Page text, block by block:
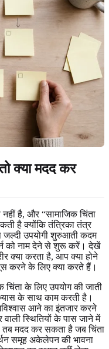
क्या मदद कर
है, और “सामाजिक चिंता
है क्योंकि तंत्रिका तंत्र
जल्दी उपयोगी शुरुआती कदम
को नाम देने से शुरू करें। देखें
क्या करता है, आप क्या होने
करने के लिए क्या करते हैं।
चिंता के लिए उपयोग की जाती
के साथ काम करती है।
आने का इंतजार करने
स्थितियों के पास जाने में
मदद कर सकता है जब चिंता
समूह अकेलेपन की भावना